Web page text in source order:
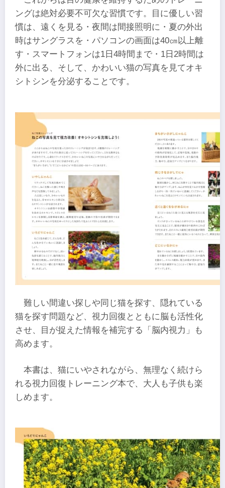
ングは絶対必要不可欠な習慣です。目に優しい習
慣は、遠くを見る・夜間は間接照明に・夏の外出
時はサングラスを・パソコンの画面は40㎝以上離
す・スマートフォンは1日4時間まで・1日2時間は
外に出る、そして、かわいい猫の写真を見てオキ
シトシンを分泌することです。
難しい間違い探しや同じ猫を探す、隠れている
猫を探す問題など、視力回復とともに脳も活性化
させ、目が捉えた情報を補完する「脳内視力」も
高めます。
本書は、猫にいやされながら、無理なく続けら
れる視力回復トレーニング本で、大人も子供も楽
しめます。